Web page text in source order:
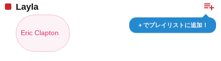
playlist_add
＋でプレイリストに追加！
Layla
Eric Clapton